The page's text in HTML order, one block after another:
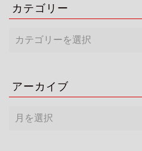
カテゴリー
アーカイブ
ー